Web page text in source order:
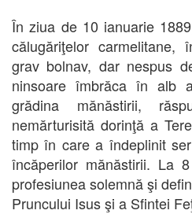
În ziua de 10 ianuarie
călugăriţelor carmelitane,
grav bolnav, dar nespus
ninsoare îmbrăca în alb
grădina mănăstirii,
nemărturisită dorinţă a
timp în care a îndeplinit
încăperilor mănăstirii. La
profesiunea solemnă şi
Pruncului Isus şi a Sfintei